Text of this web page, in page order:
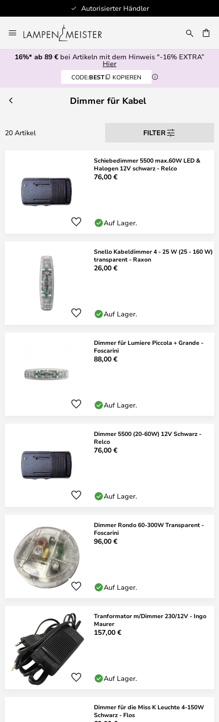
Autorisierter Händler
Inhalt
springen
16%* ab 89 € bei Artikeln mit dem Hinweis "-16% EXTRA”
Hier
CODE:BEST KOPIEREN
Dimmer für Kabel
20 Artikel FILTER
Schiebedimmer 5500 max.60W LED &
Halogen 12V schwarz - Relco
76,00 €
Auf Lager.
Snello Kabeldimmer 4 - 25 W (25 - 160 W)
transparent - Raxon
26,00 €
Auf Lager.
Dimmer für Lumiere Piccola + Grande -
Foscarini
88,00 €
Auf Lager.
Dimmer 5500 (20-60W) 12V Schwarz -
Relco
76,00 €
Auf Lager.
Dimmer Rondo 60-300W Transparent -
Foscarini
96,00 €
Auf Lager.
Tranformator m/Dimmer 230/12V - Ingo
Maurer
157,00 €
Auf Lager.
Dimmer für die Miss K Leuchte 4-150W
Schwarz - Flos